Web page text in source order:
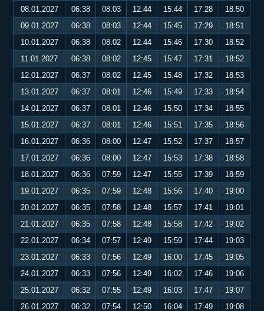
08.01.2027
06:38 08:03 12:44 15:44 17:28
18:50
09.01.2027
06:38 08:03 12:44 15:45 17:29
18:51
10.01.2027
06:38 08:02 12:44 15:46 17:30
18:52
11.01.2027
06:38 08:02 12:45 15:47 17:31
18:52
12.01.2027
06:37 08:02 12:45 15:48 17:32
18:53
13.01.2027
06:37 08:01 12:46 15:49 17:33
18:54
14.01.2027
06:37 08:01 12:46 15:50 17:34
18:55
15.01.2027
06:37 08:01 12:46 15:51 17:35
18:56
16.01.2027
06:36 08:00 12:47 15:52 17:37
18:57
17.01.2027
06:36 08:00 12:47 15:53 17:38
18:58
18.01.2027
06:36 07:59 12:47 15:55 17:39
18:59
19.01.2027
06:35 07:59 12:48 15:56 17:40
19:00
20.01.2027
06:35 07:58 12:48 15:57 17:41
19:01
21.01.2027
06:35 07:58 12:48 15:58 17:42
19:02
22.01.2027
06:34 07:57 12:49 15:59 17:44
19:03
23.01.2027
06:33 07:56 12:49 16:00 17:45
19:05
24.01.2027
06:33 07:56 12:49 16:02 17:46
19:06
25.01.2027
06:32 07:55 12:49 16:03 17:47
19:07
26.01.2027
06:32 07:54 12:50 16:04 17:49
19:08